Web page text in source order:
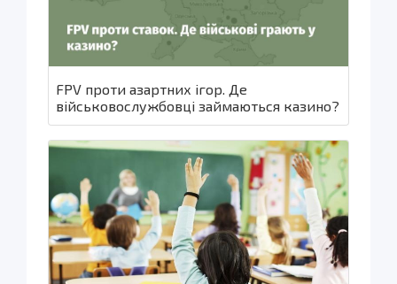
FPV проти азартних ігор. Де
військовослужбовці займаються казино?